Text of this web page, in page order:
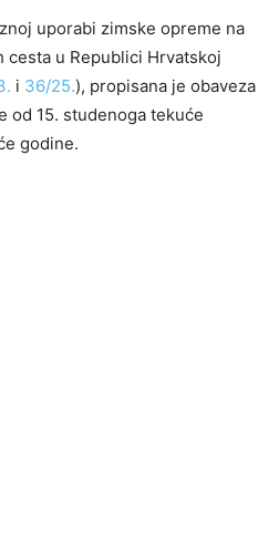
uporabi zimske opreme na
cesta u Republici Hrvatskoj
i 36/25.), propisana je obaveza
od 15. studenoga tekuće
godine.